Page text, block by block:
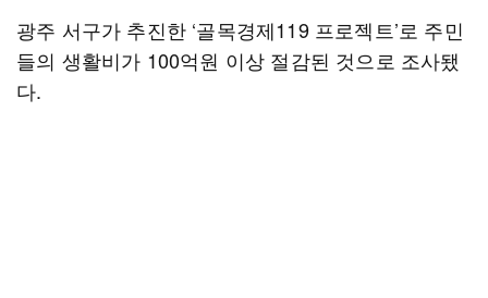
광주 서구가 추진한 ‘골목경제119 프로젝트’로 주민
들의 생활비가 100억원 이상 절감된 것으로 조사됐
다.